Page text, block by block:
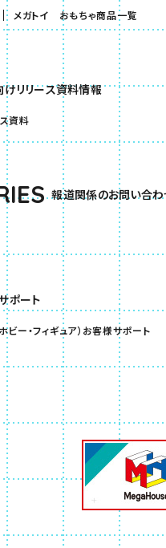
（別ウィンドウで開きます）
メガトイ おもちゃ商品一覧
リリース資料情報
資料（別ウィンドウで開きます）
報道関係のお問い合わ
ポート
ビー・フィギュア）お客様サポート（
別ウィンドウで開きます）